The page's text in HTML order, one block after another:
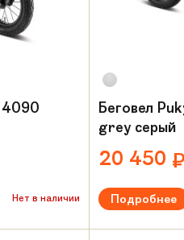
4090
Нет в наличии
лет
Беговел
grey серый
20 450 ₽
Подробнее